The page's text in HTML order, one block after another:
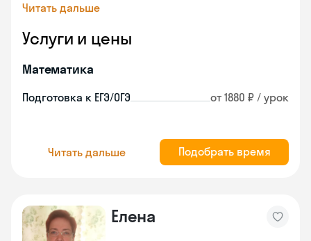
Читать дальше
Услуги и цены
Математика
Подготовка к ЕГЭ/ОГЭ от 1880 ₽ / урок
Читать дальше Подобрать время
Елена